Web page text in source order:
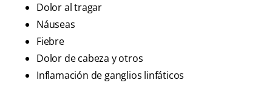
Dolor al tragar
Náuseas
Fiebre
Dolor de cabeza y otros
Inflamación de ganglios linfáticos